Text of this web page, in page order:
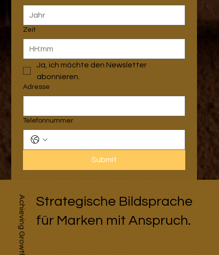
Zeit
:
Ja, ich möchte den Newsletter
abonnieren.
Adresse
Telefonnummer
Submit
Achieving Growth
Strategische Bildsprache
für Marken mit Anspruch.